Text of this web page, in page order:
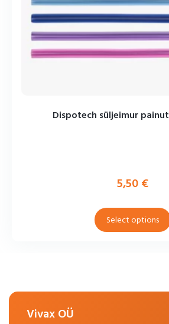
Dispotech süljeimur
5,50€
Select options
Vivax OÜ